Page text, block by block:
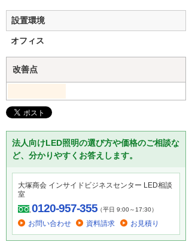
設置環境
オフィス
改善点
法人向けLED照明の選び方や価格のご相談な
ど、分かりやすくお答えします。
大塚商会 インサイドビジネスセンター LED相談
室
0120-957-355（平日 9:00～17:30）
お問い合わせ 資料請求 お見積り